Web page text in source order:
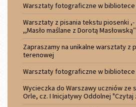
Warsztaty fotograficzne w bibliotece
Warsztaty z pisania tekstu piosenki
,,Masło maślane z Dorotą Masłowską’’
Zapraszamy na unikalne warsztaty z
terenowej
Warsztaty fotograficzne w bibliotece
Wycieczka do Warszawy uczniów ze
Orle, cz. I Inicjatywy Oddolnej "Czytaj